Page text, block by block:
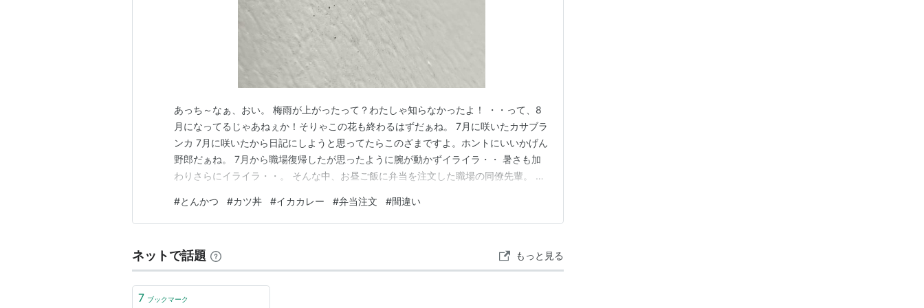
あっち～なぁ、おい。 梅雨が上がったって？わたしゃ知らなかったよ！ ・・って、8
月になってるじゃあねぇか！そりゃこの花も終わるはずだぁね。 7月に咲いたカサブラ
ンカ 7月に咲いたから日記にしようと思ってたらこのざまですよ。ホントにいいかげん
野郎だぁね。 7月から職場復帰したが思ったように腕が動かずイライラ・・ 暑さも加
わりさらにイライラ・・。 そんな中、お昼ご飯に弁当を注文した職場の同僚先輩。 そ
うでカツ丼が来るのを楽しみにしてたのに、とんかつが来たもんだからちょっとショッ
クを受けておられた。 そりゃあそうですよね、…
#とんかつ #カツ丼 #イカカレー #弁当注文 #間違い
ネットで話題 もっと見る
7 ブックマーク